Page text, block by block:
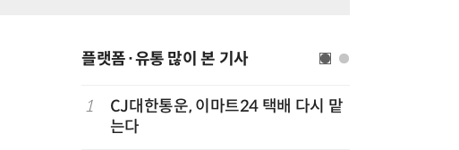
플랫폼·유통 많이 본 기사
도입…
1
CJ대한통운, 이마트24 택배 다시 맡
는다